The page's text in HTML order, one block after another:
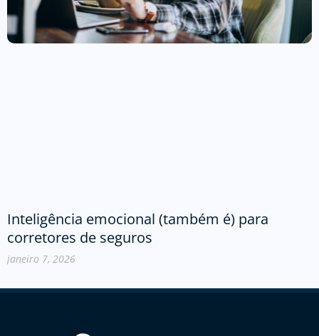
Inteligência emocional (também é) para
corretores de seguros
janeiro 7, 2026